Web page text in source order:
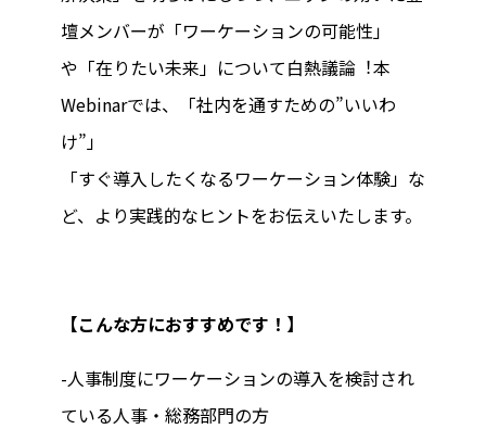
壇メンバーが「ワーケーションの可能性」
や「在りたい未来」について⽩熱議論︕本
Webinarでは、「社内を通すための”いいわ
け”」
「すぐ導⼊したくなるワーケーション体験」な
ど、より実践的なヒントをお伝えいたします。
【こんな方におすすめです！】
-人事制度にワーケーションの導入を検討され
ている人事・総務部門の方